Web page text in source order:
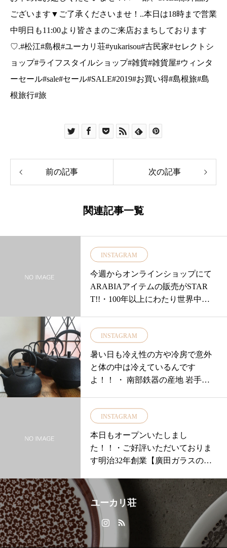
前の記事 次の記事
関連記事一覧
INSTAGRAM
今週からオンラインショップにて
ARABIAアイテムの販売がSTAR
T!!・ 100年以上にわたり世界中で
今回も気持ちを込めて前回フィン
ランドで買付したお店よりオーナ
ーがセレクト&直輸入しまし
た！！・・▼Gardeniaコーヒーカ
とすることを得意としたエステ
リ・トムラによるものGardeniaと
は「クチナシ 」の事で八重の花や
通常の花など3種類の花が側面に描
かれその周りにも所狭しと花が並
んでいます・1973〜1974の短い製
造期間特にblueは希少カラーで
す！！・・・＊・・＊・・＊・・
＊・・＊・・＊・・＊・・＊・・
＊【ARABIAについて】ARABIA
アイテムは店頭にはでておりませ
んオンラインショップの取り扱い
INSTAGRAM
暑い日も冷え性の方や冷房で意外
と体の中は冷えているんです
よ！！ ・ 南部鉄器の産地 岩手県
INSTAGRAM
本日もオープンいたしまし
た！！・ご好評いただいておりま
す明治32年創業【廣田ガラスの硝
りわずかとなりました！・昭和初
期に盛んに製造されたタンブラー
を当時と同じハンドプレス製法で
復刻しました！・厚手でずっしり
と立体感のある造形が印象的昭和
ユーカリ荘